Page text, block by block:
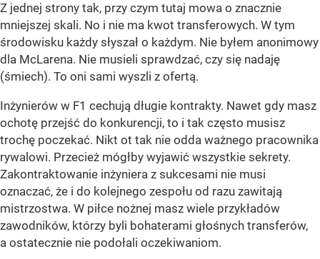
Z jednej strony tak, przy czym tutaj mowa o znacznie
mniejszej skali. No i nie ma kwot transferowych. W tym
środowisku każdy słyszał o każdym. Nie byłem anonimowy
dla McLarena. Nie musieli sprawdzać, czy się nadaję
(śmiech). To oni sami wyszli z ofertą.
Inżynierów w F1 cechują długie kontrakty. Nawet gdy masz
ochotę przejść do konkurencji, to i tak często musisz
trochę poczekać. Nikt ot tak nie odda ważnego pracownika
rywalowi. Przecież mógłby wyjawić wszystkie sekrety.
Zakontraktowanie inżyniera z sukcesami nie musi
oznaczać, że i do kolejnego zespołu od razu zawitają
mistrzostwa. W piłce nożnej masz wiele przykładów
zawodników, którzy byli bohaterami głośnych transferów,
a ostatecznie nie podołali oczekiwaniom.